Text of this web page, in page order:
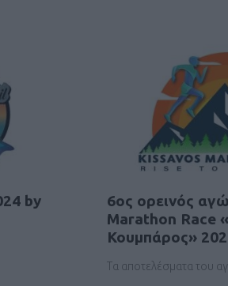
by
6ος ορεινός
Marathon Race
Κουμπάρος»
Τα αποτελέσματα του